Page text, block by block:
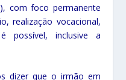
com foco permanente
realização vocacional,
possível, inclusive a
dizer que o irmão em